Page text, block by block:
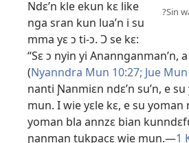
?Sin
Ndɛ’n kle ekun kɛ like
nga sran kun lua’n i su
mma yɛ ɔ ti-ɔ. Ɔ se kɛ:
“Sɛ ɔ nyin yi Anannganman’n,
(Nyanndra Mun 10:27; Jue
nanti Ɲanmiɛn ndɛ’n su’n, e
mun. I wie yɛle kɛ, e su yoman
yoman bla annzɛ bian
ɲanman tukpacɛ wie mun.—1